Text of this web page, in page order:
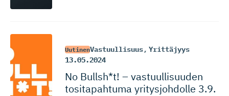
UutinenVastuullisuus, Yrittäjyys
13.05.2024
No Bullsh*t! – vastuulli­suuden
tositapahtuma yritysjohdolle 3.9.